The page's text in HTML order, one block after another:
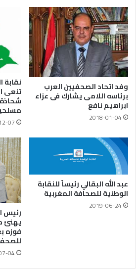
وفد اتحاد الصحفيين العرب
برئاسه اللامى يشارك فى عزاء
ابراهيم نافع
2018-01-04
نقابة
تنعى
07
عبد الله البقالي رئيساً للنقابة
الوطنية للصحافة المغربية
2019-06-24
رئيس
يهنئ
فوزه
04